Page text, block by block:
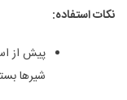
نکات استفاده:
پیش از
شیرها